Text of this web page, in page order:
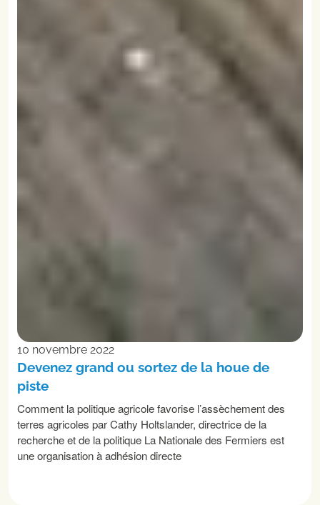
10 novembre 2022
Devenez grand ou sortez de la houe de
piste
Comment la politique agricole favorise l’assèchement des
terres agricoles par Cathy Holtslander, directrice de la
recherche et de la politique La Nationale des Fermiers est
une organisation à adhésion directe